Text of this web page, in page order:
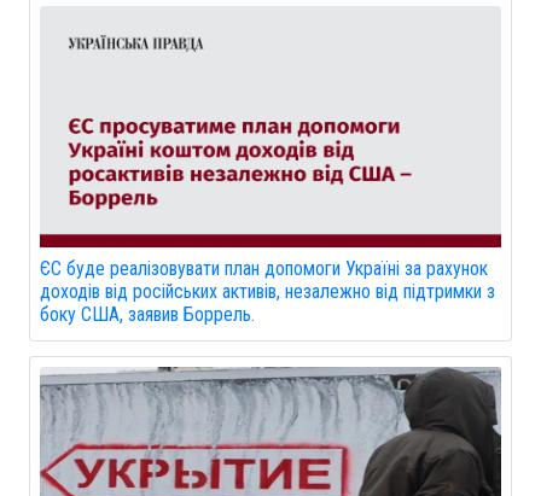
ЄС буде реалізовувати план допомоги Україні за рахунок
доходів від російських активів, незалежно від підтримки з
боку США, заявив Боррель.